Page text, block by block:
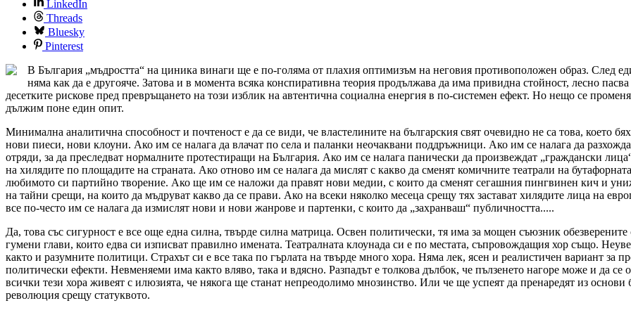
LinkedIn
Threads
Bluesky
Pinterest
В България „мъдростта“ на циника винаги ще е по-голяма от плахия оптимизъм на неговия противоположен образ. След
няма как да е другояче. Затова и в момента всяка конспиративна теория продължава да има привидна стойност, лесно
десетките рискове пред превръщането на този изблик на автентична социална енергия в по-системен ефект. Но нещо се
дължим поне един опит.
Минимална аналитична способност и почтеност е да се види, че властелините на българския свят очевидно не са това, което
нови пиеси, нови клоуни. Ако им се налага да влачат по села и паланки неочаквани поддръжници. Ако им се налага да
отряди, за да преследват нормалните протестиращи на България. Ако им се налага панически да произвеждат „граждански
на хилядите по площадите на страната. Ако отново им се налага да мислят с какво да сменят комичните театрали на
любимото си партийно творение. Ако ще им се наложи да правят нови медии, с които да сменят сегашния пингвинен кич и
на тайни срещи, на които да мъдруват какво да се прави. Ако на всеки няколко месеца срещу тях застават хилядите лица на
все по-често им се налага да измислят нови и нови жанрове и партенки, с които да „захранваш“ публичността.....
Да, това със сигурност е все още една силна, твърде силна матрица. Освен политически, тя има за мощен съюзник
гумени глави, които едва си изписват правилно имената. Театралната клоунада си е по местата, съпровождащия хор също.
както и разумните политици. Страхът си е все така по гърлата на твърде много хора. Няма лек, ясен и реалистичен вариант за
политически ефекти. Невменяеми има както вляво, така и вдясно. Разпадът е толкова дълбок, че пълзенето нагоре може и да
всички тези хора живеят с илюзията, че някога ще станат непреодолимо мнозинство. Или че ще успеят да пренаредят из основи
революция срещу статуквото.